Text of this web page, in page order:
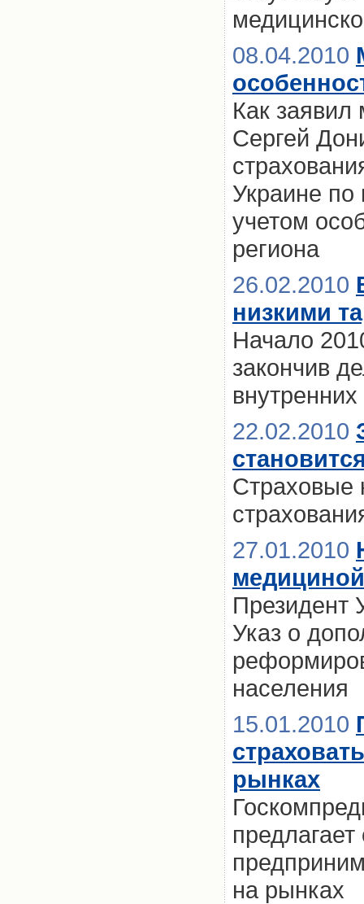
08.04.2010
Как
Сергей
Украине по
учетом
региона
26.02.2010
низкими
Начало
закончив
22.02.2010
Страховые
27.01.2010
Президент
Указ о
населения
15.01.2010
рынках
предлагает
на рынках